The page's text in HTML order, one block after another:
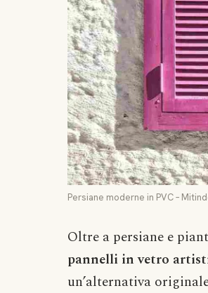
Persiane moderne in PVC –
Oltre a persiane e
pannelli in vetro
un’alternativa